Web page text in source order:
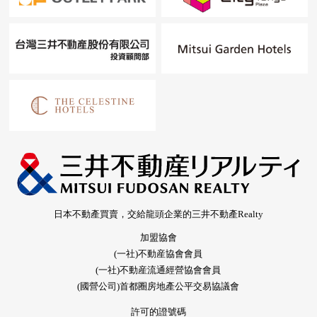
日本不動產買賣，交給龍頭企業的三井不動產Realty
加盟協會
(一社)不動産協會會員
(一社)不動産流通經營協會會員
(國營公司)首都圈房地產公平交易協議會
許可的證號碼